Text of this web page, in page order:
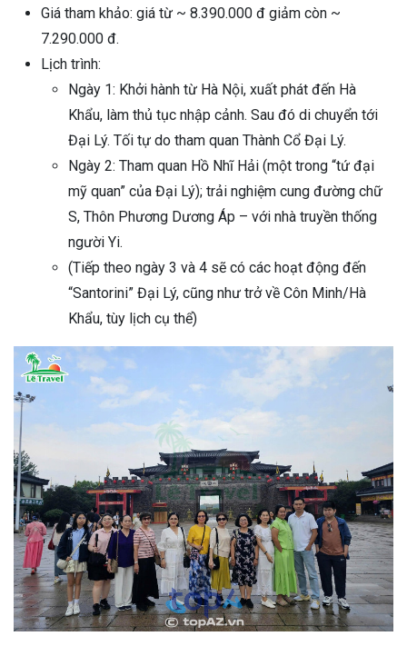
Giá tham khảo: giá từ ~ 8.390.000 đ giảm còn ~
7.290.000 đ.
Lịch trình:
Ngày 1: Khởi hành từ Hà Nội, xuất phát đến Hà
Khẩu, làm thủ tục nhập cảnh. Sau đó di chuyển tới
Đại Lý. Tối tự do tham quan Thành Cổ Đại Lý.
Ngày 2: Tham quan Hồ Nhĩ Hải (một trong “tứ đại
mỹ quan” của Đại Lý); trải nghiệm cung đường chữ
S, Thôn Phương Dương Áp – với nhà truyền thống
người Yi.
(Tiếp theo ngày 3 và 4 sẽ có các hoạt động đến
“Santorini” Đại Lý, cũng như trở về Côn Minh/Hà
Khẩu, tùy lịch cụ thể)